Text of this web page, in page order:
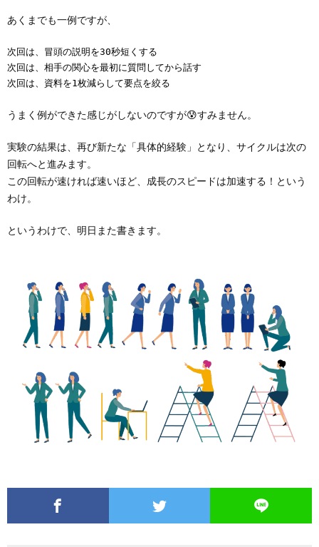
あくまでも一例ですが、
次回は、冒頭の説明を30秒短くする
次回は、相手の関心を最初に質問してから話す
次回は、資料を1枚減らして要点を絞る
うまく例ができた感じがしないのですが😰すみません。
実験の結果は、再び新たな「具体的経験」となり、サイクルは次の
回転へと進みます。
この回転が速ければ速いほど、成長のスピードは加速する！という
わけ。
というわけで、明日また書きます。